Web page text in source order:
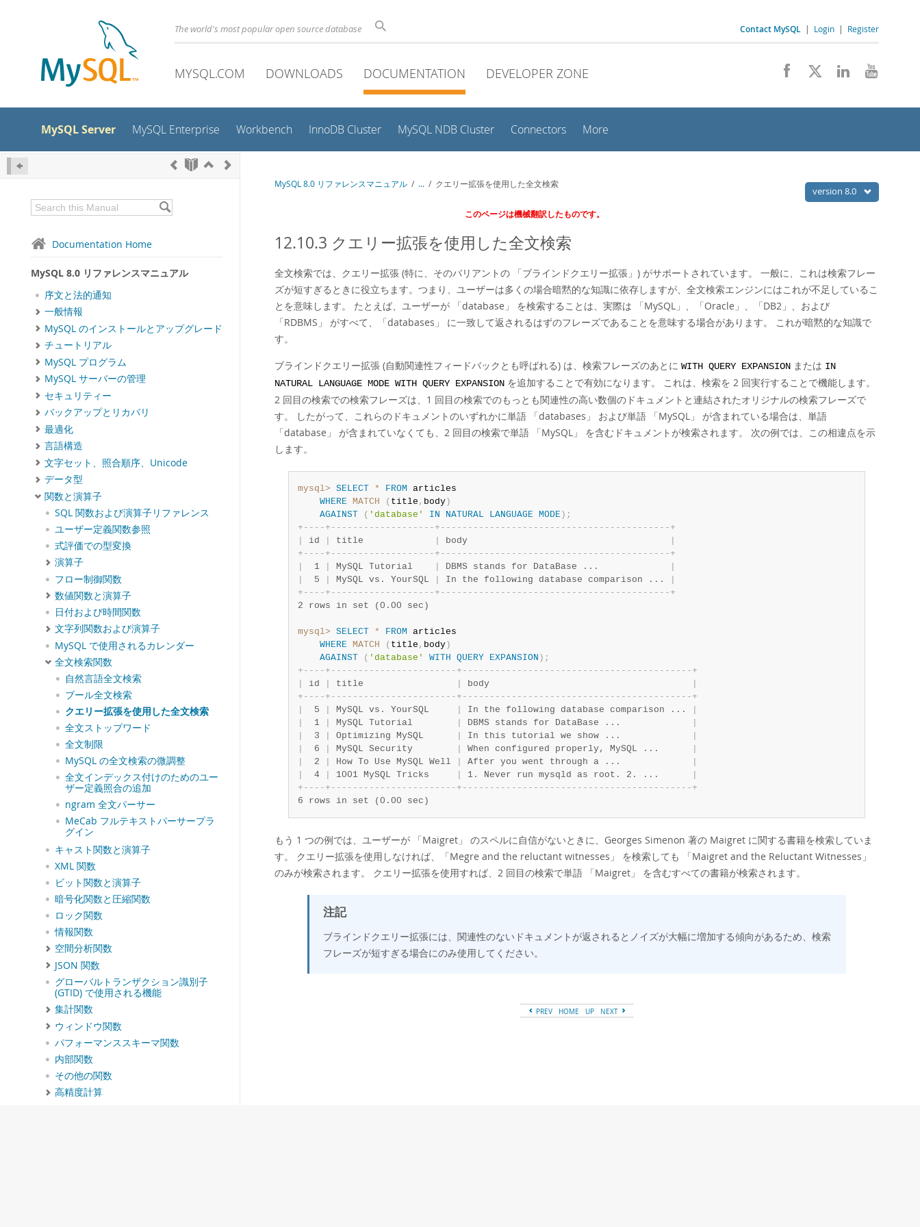
The world's most popular open source database Contact MySQL | Login | Register
MYSQL.COM DOWNLOADS DOCUMENTATION DEVELOPER ZONE
MySQL Server MySQL Enterprise Workbench InnoDB Cluster MySQL NDB Cluster Connectors More
Documentation Home
MySQL 8.0 リファレンスマニュアル
序文と法的通知
一般情報
MySQL のインストールとアップグレード
チュートリアル
MySQL プログラム
MySQL サーバーの管理
セキュリティー
バックアップとリカバリ
最適化
言語構造
文字セット、照合順序、Unicode
データ型
関数と演算子
SQL 関数および演算子リファレンス
ユーザー定義関数参照
式評価での型変換
演算子
フロー制御関数
数値関数と演算子
日付および時間関数
文字列関数および演算子
MySQL で使用されるカレンダー
全文検索関数
自然言語全文検索
ブール全文検索
クエリー拡張を使用した全文検索
全文ストップワード
全文制限
MySQL の全文検索の微調整
全文インデックス付けのためのユー
ザー定義照合の追加
ngram 全文パーサー
MeCab フルテキストパーサープラ
グイン
キャスト関数と演算子
XML 関数
ビット関数と演算子
暗号化関数と圧縮関数
ロック関数
情報関数
空間分析関数
JSON 関数
グローバルトランザクション識別子
(GTID) で使用される機能
集計関数
ウィンドウ関数
パフォーマンススキーマ関数
内部関数
その他の関数
高精度計算
version 8.0
MySQL 8.0 リファレンスマニュアル / ... / クエリー拡張を使用した全文検索
このページは機械翻訳したものです。
12.10.3 クエリー拡張を使用した全文検索
全文検索では、クエリー拡張 (特に、そのバリアントの 「ブラインドクエリー拡張 」 ) がサポートされています。 一般に、これは検索フレー
ズが短すぎるときに役立ちます。つまり、ユーザーは多くの場合暗黙的な知識に依存しますが、全文検索エンジンにはこれが不足しているこ
とを意味します。 たとえば、ユーザーが
「database 」 を検索することは、実際は 「MySQL 」 、 「Oracle 」 、 「DB2 」 、および
「RDBMS 」 がすべて、 「databases 」
に一致して返されるはずのフレーズであることを意味する場合があります。 これが暗黙的な知識で
す。
ブラインドクエリー拡張 (自動関連性フィードバックとも呼ばれる) は、検索フレーズのあとに WITH QUERY EXPANSION または IN
NATURAL LANGUAGE MODE WITH QUERY EXPANSION を追加することで有効になります。 これは、検索を 2 回実行することで機能します。
2 回目の検索での検索フレーズは、1 回目の検索でのもっとも関連性の高い数個のドキュメントと連結されたオリジナルの検索フレーズで
す。 したがって、これらのドキュメントのいずれかに単語
「databases 」 および単語 「MySQL 」
が含まれている場合は、単語
「database 」 が含まれていなくても、2 回目の検索で単語 「MySQL 」
を含むドキュメントが検索されます。 次の例では、この相違点を示
します。
mysql> SELECT * FROM articles
WHERE MATCH ( title , body)
AGAINST
( 'database' IN NATURAL LANGUAGE MODE) ;
+ - - - - + - - - - - - - - - - - - - - - - - - - + - - - - - - - - - - - - - - - - - - - - - - - - - - - - - - - - - - - - - - - - - - +
id title body
+ - - - - + - - - - - - - - - - - - - - - - - - - + - - - - - - - - - - - - - - - - - - - - - - - - - - - - - - - - - - - - - - - - - - +
  1
MySQL Tutorial DBMS stands for DataBase ...
  5
MySQL vs. YourSQL In the following database comparison ...
+ - - - - + - - - - - - - - - - - - - - - - - - - + - - - - - - - - - - - - - - - - - - - - - - - - - - - - - - - - - - - - - - - - - - +
2 rows in set (0.00 sec)
mysql> SELECT * FROM articles
WHERE MATCH ( title , body)
AGAINST
( 'database' WITH QUERY EXPANSION ) ;
+ - - - - + - - - - - - - - - - - - - - - - - - - - - - - + - - - - - - - - - - - - - - - - - - - - - - - - - - - - - - - - - - - - - - - - - - +
id title body
+ - - - - + - - - - - - - - - - - - - - - - - - - - - - - + - - - - - - - - - - - - - - - - - - - - - - - - - - - - - - - - - - - - - - - - - - +
  5
MySQL vs. YourSQL In the following database comparison ...
  1
MySQL Tutorial DBMS stands for DataBase ...
  3
Optimizing MySQL In this tutorial we show ...
  6
MySQL Security When configured properly, MySQL ...
  2
How To Use MySQL Well After you went through a ...
  4
1001 MySQL Tricks 1. Never run mysqld as root. 2. ...
+ - - - - + - - - - - - - - - - - - - - - - - - - - - - - + - - - - - - - - - - - - - - - - - - - - - - - - - - - - - - - - - - - - - - - - - - +
6 rows in set (0.00 sec)
もう 1 つの例では、ユーザーが 「Maigret 」
のスペルに自信がないときに、Georges Simenon 著の Maigret に関する書籍を検索していま
す。 クエリー拡張を使用しなければ、
「Megre and the reluctant witnesses 」 を検索しても 「Maigret and the Reluctant Witnesses 」
のみが検索されます。 クエリー拡張を使用すれば、2 回目の検索で単語
「Maigret 」 を含むすべての書籍が検索されます。
注記
ブラインドクエリー拡張には、関連性のないドキュメントが返されるとノイズが大幅に増加する傾向があるため、検索
フレーズが短すぎる場合にのみ使用してください。
PREV HOME UP NEXT